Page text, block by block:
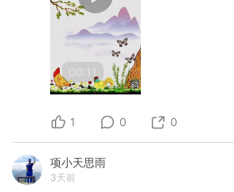
00:11
1 0 0
项小天思雨
3天前